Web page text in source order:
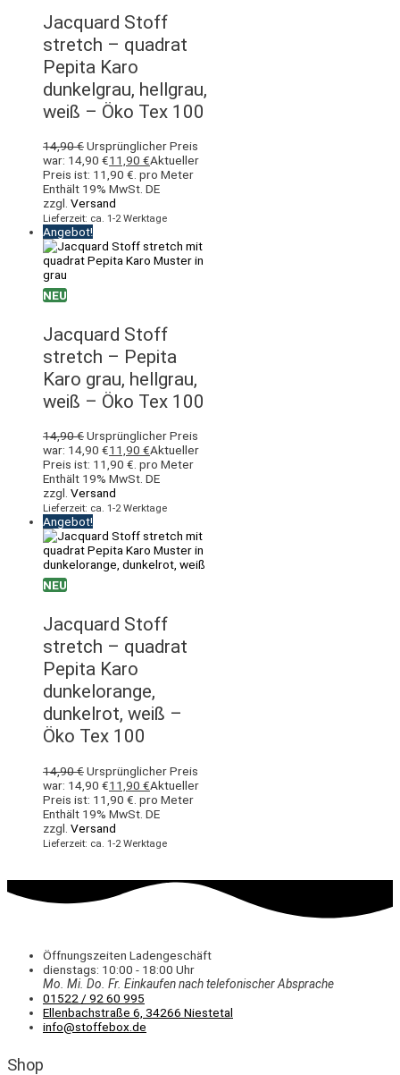
Jacquard Stoff
stretch – quadrat
Pepita Karo
dunkelgrau, hellgrau,
weiß – Öko Tex 100
14,90€Ursprünglicher Preis
war: 14,90 €11,90 €Aktueller
Preis ist: 11,90 €. pro Meter
Enthält 19% MwSt. DE
zzgl. Versand
Lieferzeit: ca. 1-2 Werktage
Angebot!
NEU
Jacquard Stoff
stretch – Pepita
Karo grau, hellgrau,
weiß – Öko Tex 100
14,90€Ursprünglicher Preis
war: 14,90 €11,90 €Aktueller
Preis ist: 11,90 €. pro Meter
Enthält 19% MwSt. DE
zzgl. Versand
Lieferzeit: ca. 1-2 Werktage
Angebot!
NEU
Jacquard Stoff
stretch – quadrat
Pepita Karo
dunkelorange,
dunkelrot, weiß –
Öko Tex 100
14,90€Ursprünglicher Preis
war: 14,90 €11,90 €Aktueller
Preis ist: 11,90 €. pro Meter
Enthält 19% MwSt. DE
zzgl. Versand
Lieferzeit: ca. 1-2 Werktage
Öffnungszeiten Ladengeschäft
dienstags: 10:00 - 18:00 Uhr
Mo. Mi. Do. Fr. Einkaufennach telefonischer Absprache
01522 / 92 60 995
Ellenbachstraße 6, 34266 Niestetal
info@stoffebox.de
Shop